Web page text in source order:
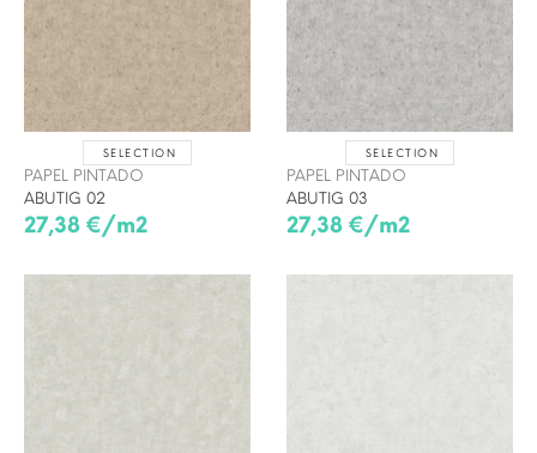
SELECTION
PAPEL PINTADO
ABUTIG 02
27,38 €/m2
SELECTION
PAPEL PINTADO
ABUTIG 03
27,38 €/m2